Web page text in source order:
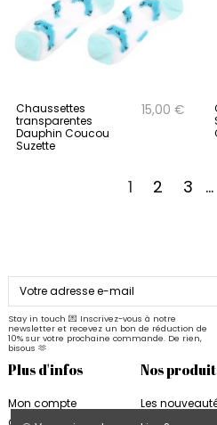
Chaussettes
transparentes
Dauphin Coucou
Suzette
15,00 €
1 2 3 …
Stay in touch 💌 Inscrivez-vous à notre
newsletter et recevez un bon de réduction de
10% sur votre prochaine commande. De rien,
bisous 🫶
Plus d'infos
Mon compte
Nos
Les